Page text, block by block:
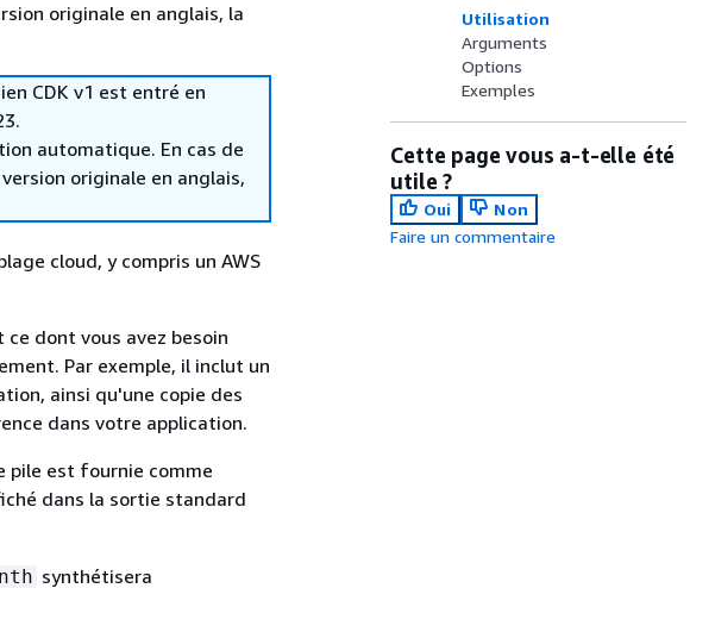
originale en anglais, la
CDK v1 est entré en
automatique. En cas de
originale en anglais,
cloud, y compris un AWS
dont vous avez besoin
Par exemple, il inclut un
ainsi qu'une copie des
dans votre application.
pile est fournie comme
dans la sortie standard
synthétisera
Utilisation
Arguments
Options
Exemples
Cette page vous a-t-elle été
utile ?
Oui
Non
Faire un commentaire